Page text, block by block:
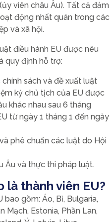
viên châu Âu). Tất cả đảm
động nhất quán trong các
và xã hội.
điều hành EU được nêu
quy định hỗ trợ:
sách và đề xuất luật
kỳ chủ tịch của EU được
khác nhau sau 6 tháng
từ ngày 1 tháng 1 đến ngày
phê chuẩn các luật do Hội
Âu và thực thi pháp luật.
là thành viên EU?
bao gồm: Áo, Bỉ, Bulgaria,
Mạch, Estonia, Phần Lan,